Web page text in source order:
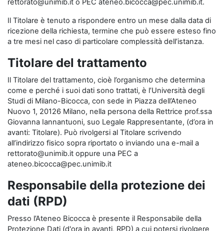
rettorato@unimib.it o PEC ateneo.bicocca@pec.unimib.it.
Il Titolare è tenuto a rispondere entro un mese dalla data di
ricezione della richiesta, termine che può essere esteso fino
a tre mesi nel caso di particolare complessità dell’istanza.
Titolare del trattamento
Il Titolare del trattamento, cioè l’organismo che determina
come e perché i suoi dati sono trattati, è l’Università degli
Studi di Milano-Bicocca, con sede in Piazza dell’Ateneo
Nuovo 1, 20126 Milano, nella persona della Rettrice prof.ssa
Giovanna Iannantuoni, suo Legale Rappresentante, (d’ora in
avanti: Titolare). Può rivolgersi al Titolare scrivendo
all’indirizzo fisico sopra riportato o inviando una e-mail a
rettorato@unimib.it oppure una PEC a
ateneo.bicocca@pec.unimib.it
Responsabile della protezione dei
dati (RPD)
Presso l’Ateneo Bicocca è presente il Responsabile della
Protezione Dati (d'ora in avanti, RPD) a cui potersi rivolgere